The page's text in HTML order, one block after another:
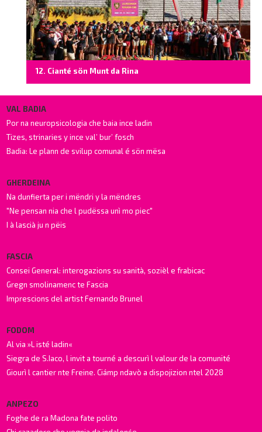
12. Cianté sön Munt da Rina
VAL BADIA
Por na neuropsicologia che baia ince ladin
Tizes, strinaries y ince val’ bur’ fosch
Badia: Le plann de svilup comunal é sön mësa
GHERDEINA
Na dunfierta per i mëndri y la mëndres
"Ne pensan nia che l pudëssa unì mo piec"
I à lascià ju n pëis
FASCIA
Consei General: interogazions su sanità, sozièl e frabicac
Gregn smolinamenc te Fascia
Imprescions del artist Fernando Brunel
FODOM
Al via »L isté ladin«
Siegra de S.Iaco, l invit a tourné a descurì l valour de la comunité
Giourì l cantier nte Freine. Ciámp ndavò a dispojizion ntel 2028
ANPEZO
Foghe de ra Madona fate polito